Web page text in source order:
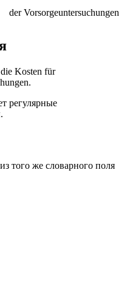
der Vorsorgeuntersuchungen
Kosten für
регулярные
того же словарного поля